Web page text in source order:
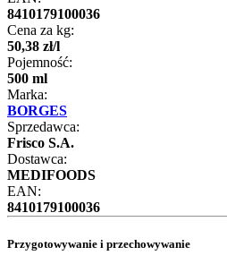
8410179100036
Cena za kg:
50,38 zł/l
Pojemność:
500 ml
Marka:
BORGES
Sprzedawca:
Frisco S.A.
Dostawca:
MEDIFOODS
EAN:
8410179100036
Przygotowywanie i przechowywanie